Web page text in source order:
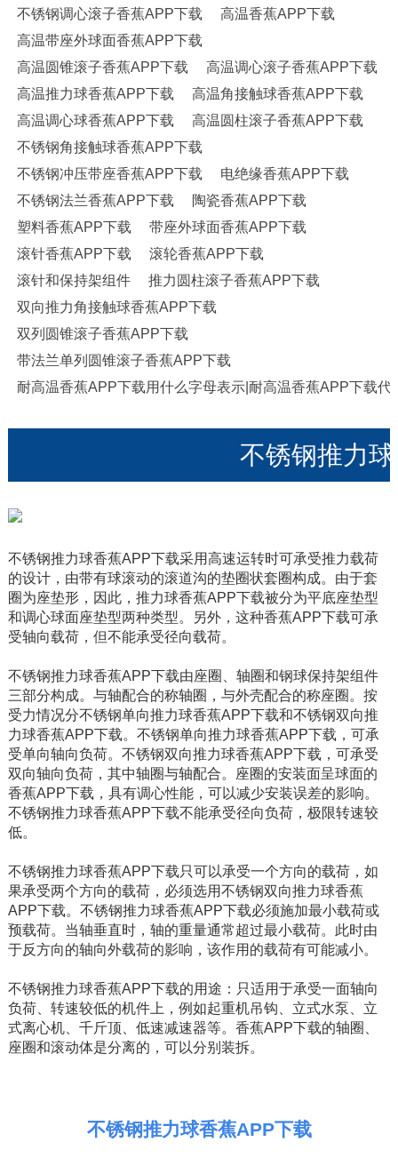
不锈钢调心滚子香蕉APP下载
高温香蕉APP下载
高温带座外球面香蕉APP下载
高温圆锥滚子香蕉APP下载
高温调心滚子香蕉APP下载
高温推力球香蕉APP下载
高温角接触球香蕉APP下载
高温调心球香蕉APP下载
高温圆柱滚子香蕉APP下载
不锈钢角接触球香蕉APP下载
不锈钢冲压带座香蕉APP下载
电绝缘香蕉APP下载
不锈钢法兰香蕉APP下载
陶瓷香蕉APP下载
塑料香蕉APP下载
带座外球面香蕉APP下载
滚针香蕉APP下载
滚轮香蕉APP下载
滚针和保持架组件
推力圆柱滚子香蕉APP下载
双向推力角接触球香蕉APP下载
双列圆锥滚子香蕉APP下载
带法兰单列圆锥滚子香蕉APP下载
耐高温香蕉APP下载用什么字母表示|耐高温香蕉APP下载代
不锈钢推力球香
不锈钢推力球香蕉APP下载采用高速运转时可承受推力载荷
的设计，由带有球滚动的滚道沟的垫圈状套圈构成。由于套
圈为座垫形，因此，推力球香蕉APP下载被分为平底座垫型
和调心球面座垫型两种类型。另外，这种香蕉APP下载可承
受轴向载荷，但不能承受径向载荷。
不锈钢推力球香蕉APP下载由座圈、轴圈和钢球保持架组件
三部分构成。与轴配合的称轴圈，与外壳配合的称座圈。按
受力情况分不锈钢单向推力球香蕉APP下载和不锈钢双向推
力球香蕉APP下载。不锈钢单向推力球香蕉APP下载，可承
受单向轴向负荷。不锈钢双向推力球香蕉APP下载，可承受
双向轴向负荷，其中轴圈与轴配合。座圈的安装面呈球面的
香蕉APP下载，具有调心性能，可以减少安装误差的影响。
不锈钢推力球香蕉APP下载不能承受径向负荷，极限转速较
低。
不锈钢推力球香蕉APP下载只可以承受一个方向的载荷，如
果承受两个方向的载荷，必须选用不锈钢双向推力球香蕉
APP下载。不锈钢推力球香蕉APP下载必须施加最小载荷或
预载荷。当轴垂直时，轴的重量通常超过最小载荷。此时由
于反方向的轴向外载荷的影响，该作用的载荷有可能减小。
不锈钢推力球香蕉APP下载的用途：只适用于承受一面轴向
负荷、转速较低的机件上，例如起重机吊钩、立式水泵、立
式离心机、千斤顶、低速减速器等。香蕉APP下载的轴圈、
座圈和滚动体是分离的，可以分别装拆。
不锈钢推力球香蕉APP下载